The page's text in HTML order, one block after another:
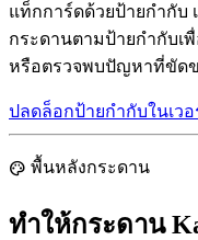
แท็กการ์ดด้วยป้ายกำกับ
กระดานตามป้ายกำกับเ
หรือตรวจพบปัญหาที่ขัด
ปลดล็อกป้ายกำกับในเวอ
palette พื้นหลังกระดาน
ทำให้กระดาน